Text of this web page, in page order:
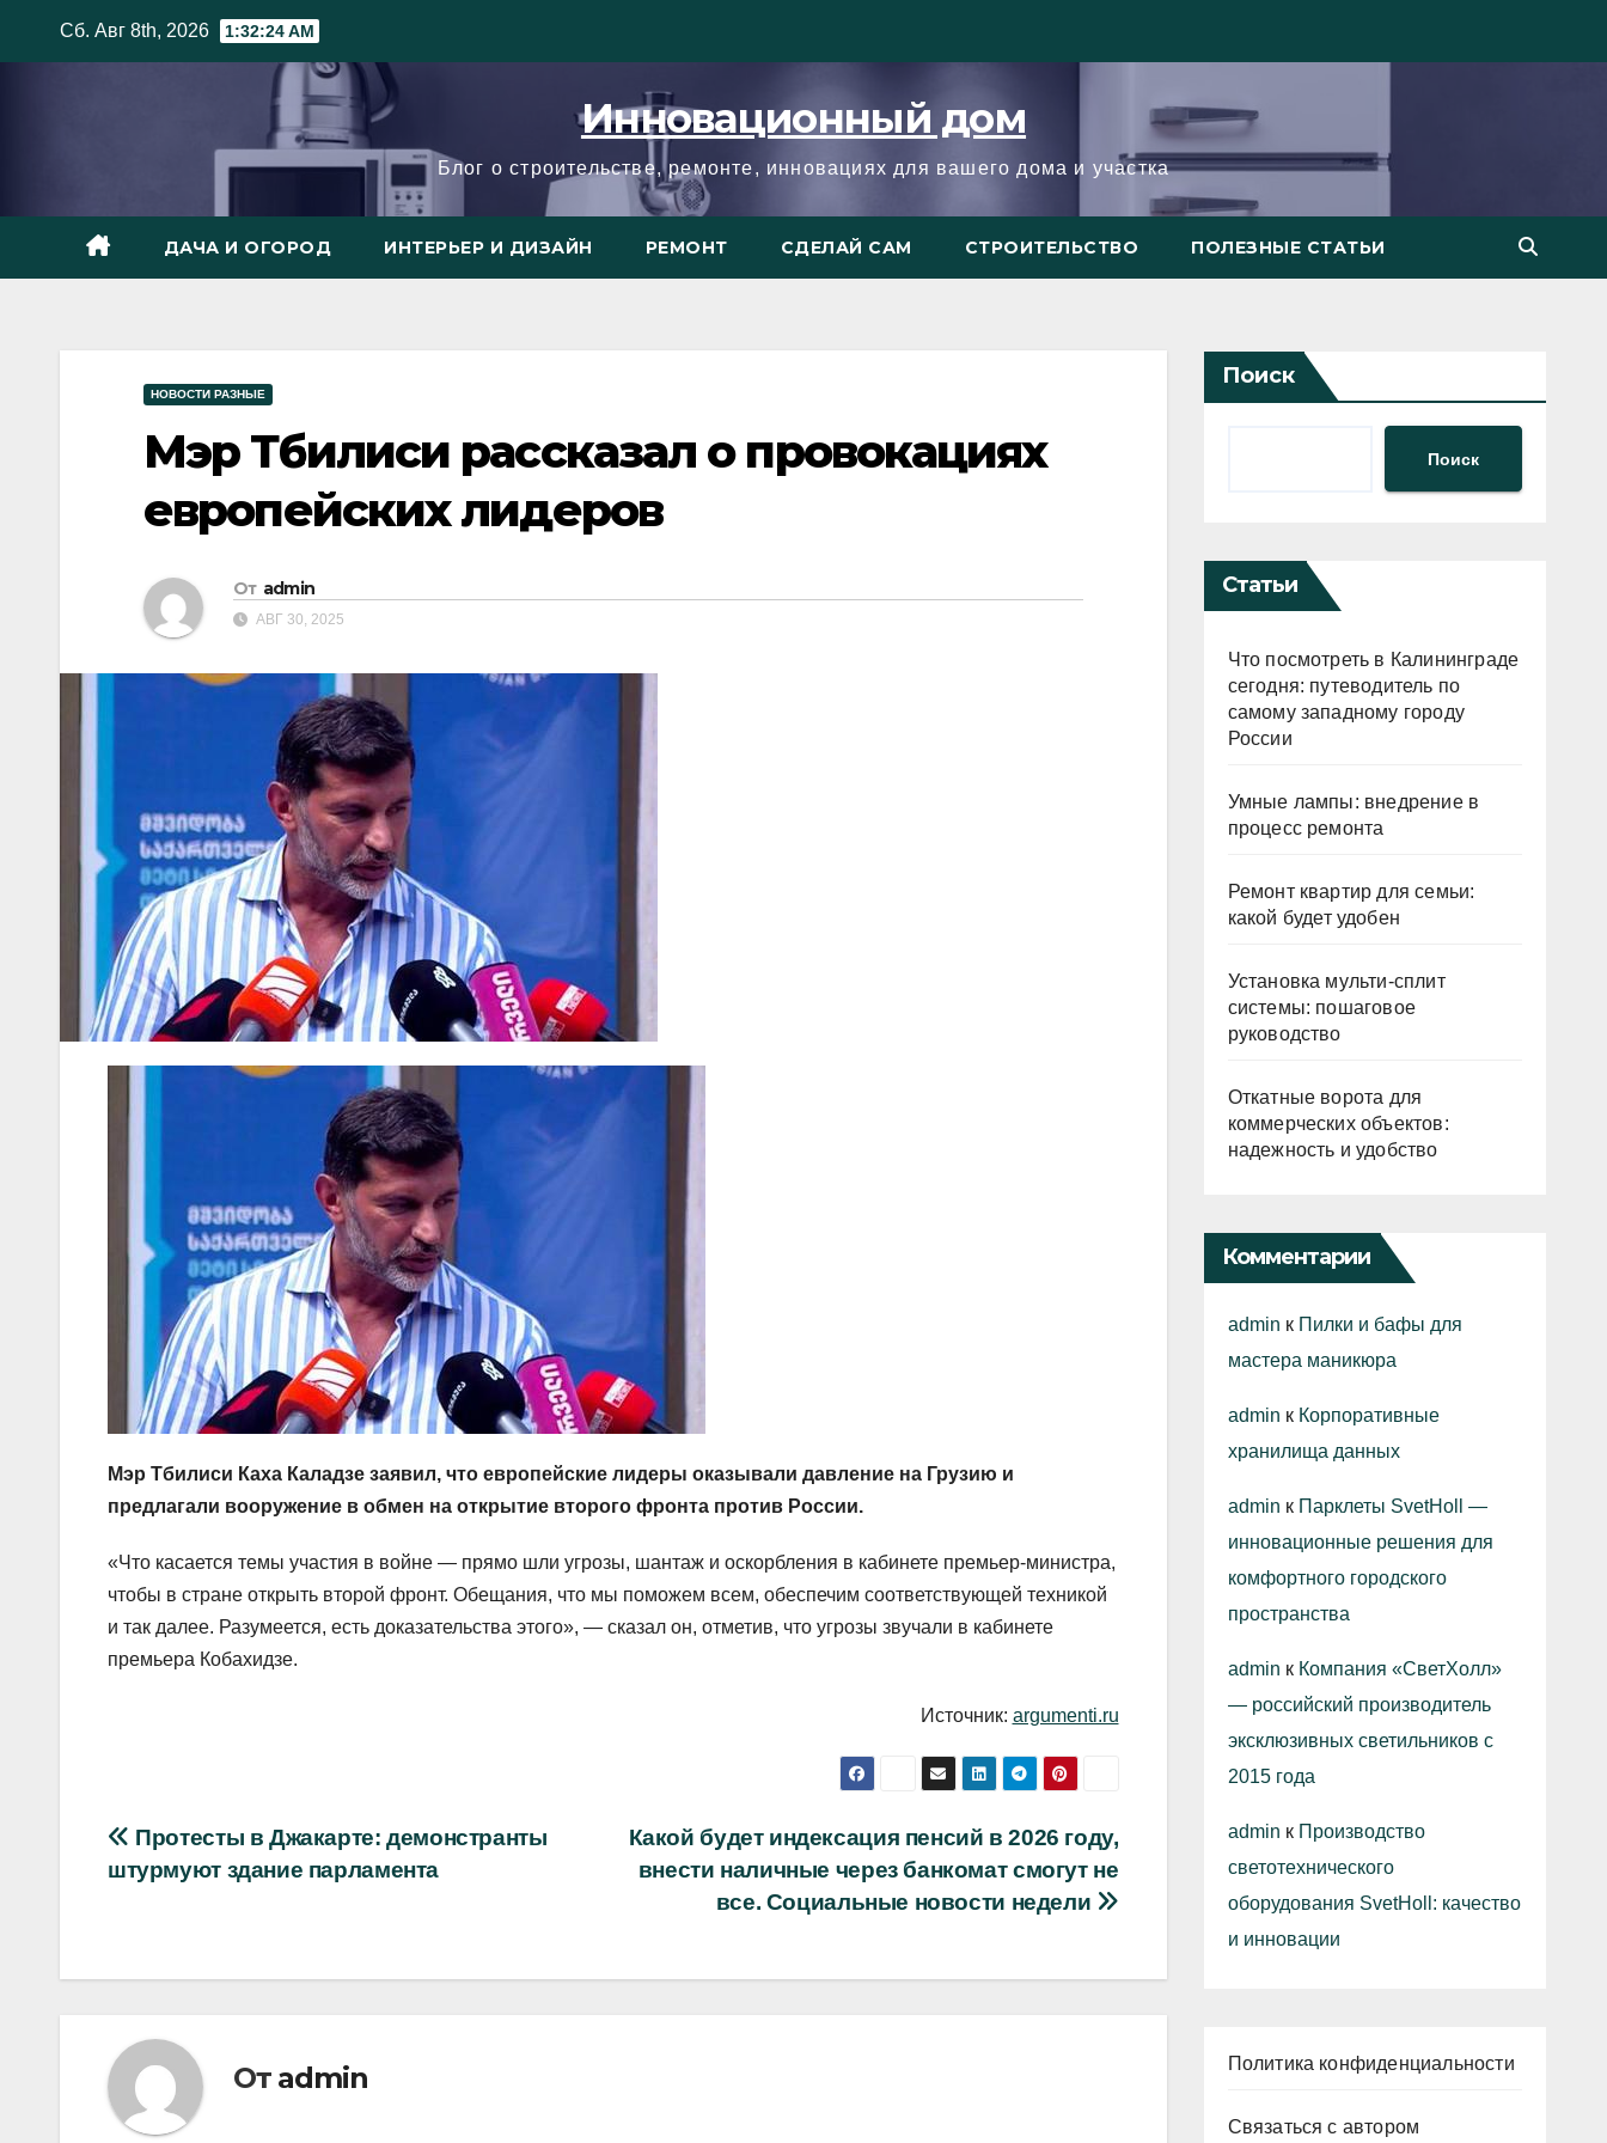
Сб. Авг 8th, 2026 1:32:25 AM
Инновационный дом
Блог о строительстве, ремонте, инновациях для вашего дома и участка
ДАЧА И ОГОРОД ИНТЕРЬЕР И ДИЗАЙН РЕМОНТ СДЕЛАЙ САМ СТРОИТЕЛЬСТВО ПОЛЕЗНЫЕ СТАТЬИ
НОВОСТИ РАЗНЫЕ
Мэр Тбилиси рассказал о провокациях
европейских лидеров
От admin
АВГ 30, 2025
Мэр Тбилиси Каха Каладзе заявил, что европейские лидеры оказывали давление на Грузию и
предлагали вооружение в обмен на открытие второго фронта против России.
«Что касается темы участия в войне — прямо шли угрозы, шантаж и оскорбления в кабинете премьер-министра,
чтобы в стране открыть второй фронт. Обещания, что мы поможем всем, обеспечим соответствующей техникой
и так далее. Разумеется, есть доказательства этого», — сказал он, отметив, что угрозы звучали в кабинете
премьера Кобахидзе.
Источник: argumenti.ru
Навигация
по
Какой будет индексация пенсий в 2026 году,
внести наличные через банкомат смогут не
все. Социальные новости недели
Протесты в Джакарте: демонстранты
штурмуют здание парламента
От admin
Поиск
Поиск
Статьи
Что посмотреть в Калининграде
сегодня: путеводитель по
самому западному городу
России
Умные лампы: внедрение в
процесс ремонта
Ремонт квартир для семьи:
какой будет удобен
Установка мульти-сплит
системы: пошаговое
руководство
Откатные ворота для
коммерческих объектов:
надежность и удобство
Комментарии
admin к Пилки и бафы для
мастера маникюра
admin к Корпоративные
хранилища данных
admin к Парклеты SvetHoll —
инновационные решения для
комфортного городского
пространства
admin к Компания «СветХолл»
— российский производитель
эксклюзивных светильников с
2015 года
admin к Производство
светотехнического
оборудования SvetHoll: качество
и инновации
Политика конфиденциальности
Связаться с автором